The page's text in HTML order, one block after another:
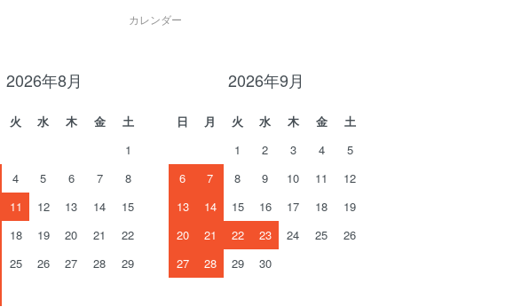
カレンダー
2026年8月
火 水 木 金
土
1
4 5 6 7
8
11 12 13 14
15
18 19 20 21
22
25 26 27 28
29
2026年9月
日 月 火 水 木 金
土
1
2 3 4
5
6
7 8 9 10 11
12
13
14 15 16 17 18
19
20
21 22 23 24 25
26
27
28 29 30